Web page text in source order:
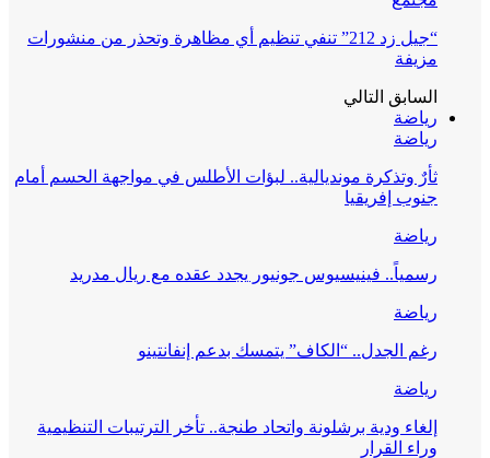
“جيل زد 212” تنفي تنظيم أي مظاهرة وتحذر من منشورات
مزيفة
السابق التالي
رياضة
رياضة
ثأرٌ وتذكرة مونديالية.. لبؤات الأطلس في مواجهة الحسم أمام
جنوب إفريقيا
رياضة
رسمياً.. فينيسيوس جونيور يجدد عقده مع ريال مدريد
رياضة
رغم الجدل.. “الكاف” يتمسك بدعم إنفانتينو
رياضة
إلغاء ودية برشلونة واتحاد طنجة.. تأخر الترتيبات التنظيمية
وراء القرار